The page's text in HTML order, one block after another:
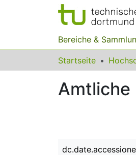
Bereiche &
Startseite
Amtliche